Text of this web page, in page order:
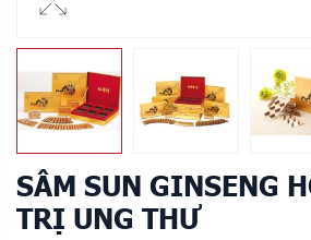
SÂM SUN GINSENG
TRỊ UNG THƯ